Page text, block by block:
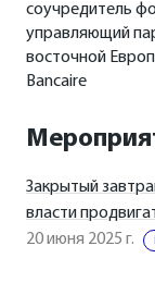
соучредитель
управляющий
восточной
Bancaire
Закрытый
власти
20 июня 2025 г.